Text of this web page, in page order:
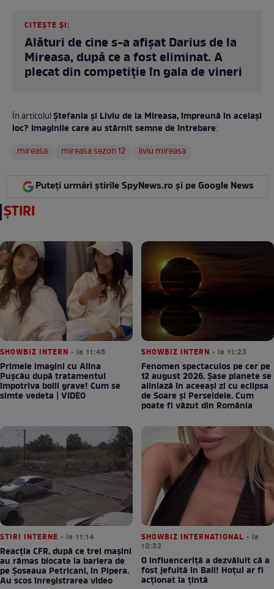
CITEȘTE ȘI:
Alături de cine s-a afișat Darius de la
Mireasa, după ce a fost eliminat. A
plecat din competiție în gala de vineri
În articolulȘtefania și Liviu de la Mireasa, împreună în același
loc? Imaginile care au stârnit semne de întrebare:
mireasa
mireasa sezon 12 liviu mireasa
Puteți urmări știrile SpyNews.ro și pe Google News
ȘTIRI
SHOWBIZ INTERN • la 11:46
Primele imagini cu Alina
Pușcău după tratamentul
împotriva bolii grave! Cum se
simte vedeta | VIDEO
SHOWBIZ INTERN • la 11:25
Fenomen spectaculos pe cer pe
12 august 2026. Șase planete se
aliniază în aceeași zi cu eclipsa
de Soare și Perseidele. Cum
poate fi văzut din România
STIRI INTERNE • la 11:14
Reacția CFR, după ce trei mașini
au rămas blocate la bariera de
pe Șoseaua Petricani, în Pipera.
Au scos înregistrarea video
SHOWBIZ INTERNATIONAL • la
10:32
O influenceriță a dezvăluit că a
fost jefuită în Bali! Hoțul ar fi
acționat la țintă